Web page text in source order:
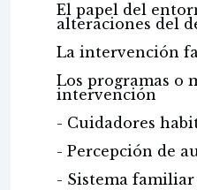
El papel del
alteraciones del
La intervención
Los programas o
intervención
- Cuidadores
- Percepción de
- Sistema familiar